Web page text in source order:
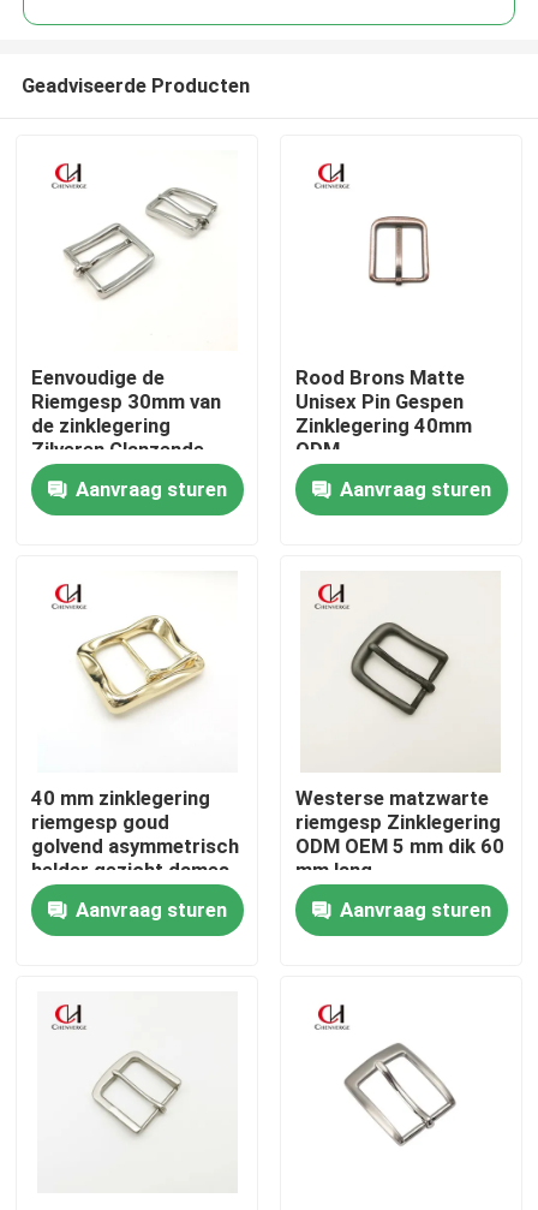
Huis
Producten
Videos
Fabrieksreis
Kwaliteitscontrole
Echte Leerriem
gevlechte leerriem
Geadviseerde Producten
Eenvoudige de
Riemgesp 30mm van
de zinklegering
Zilveren Glanzende
Veranderlijke Kleur
Aanvraag sturen
Rood Brons Matte
Unisex Pin Gespen
Zinklegering 40mm
ODM
Aanvraag sturen
40 mm zinklegering
riemgesp goud
golvend asymmetrisch
helder gezicht dames
Aanvraag sturen
Westerse matzwarte
riemgesp Zinklegering
ODM OEM 5 mm dik 60
mm lang
Aanvraag sturen